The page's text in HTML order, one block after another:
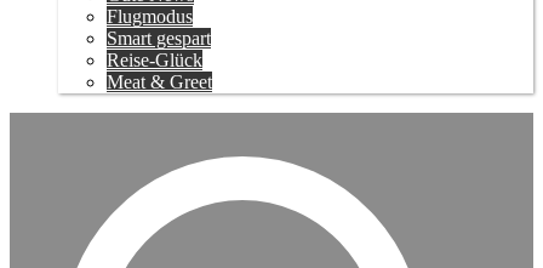
Flugmodus
Smart gespart
Reise-Glück
Meat & Greet